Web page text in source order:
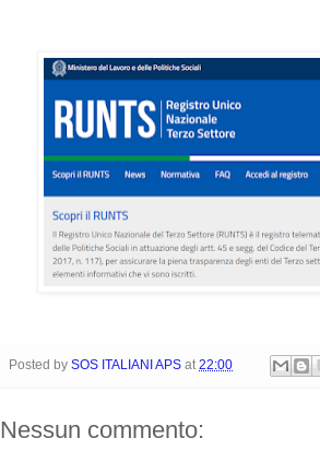
Posted by SOS ITALIANI APS at 22:00
Nessun commento: